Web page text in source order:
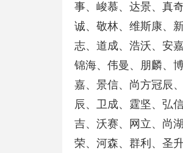
事、峻慕、达景、真
诚、敬林、维斯康、
志、道成、浩沃、安
锦海、伟曼、朋麟、
嘉、景信、尚方冠辰
辰、卫成、霆坚、弘
吉、沃赛、网立、尚
荣、河森、群利、圣